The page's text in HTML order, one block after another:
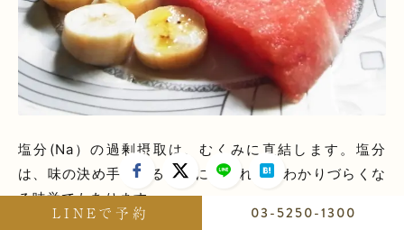
塩分(Na）の過剰摂取は、むくみに直結します。塩分
は、味の決め手であると共に、慣れるとわかりづらくな
る味覚でもあります。
LINEで予約 03-5250-1300